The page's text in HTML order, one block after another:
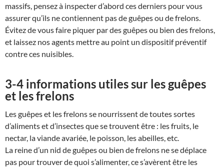
massifs, pensez à inspecter d’abord ces derniers pour vous
assurer qu’ils ne contiennent pas de guêpes ou de frelons.
Évitez de vous faire piquer par des guêpes ou bien des frelons,
et laissez nos agents mettre au point un dispositif préventif
contre ces nuisibles.
3-4 informations utiles sur les guêpes
et les frelons
Les guêpes et les frelons se nourrissent de toutes sortes
d’aliments et d’insectes que se trouvent être : les fruits, le
nectar, la viande avariée, le poisson, les abeilles, etc.
La reine d’un nid de guêpes ou bien de frelons ne se déplace
pas pour trouver de quoi s’alimenter, ce s’avèrent être les